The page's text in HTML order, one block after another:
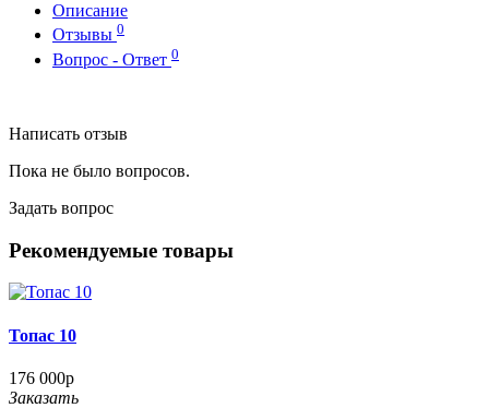
Описание
Отзывы 0
Вопрос - Ответ 0
Написать отзыв
Пока не было вопросов.
Задать вопрос
Рекомендуемые товары
Топас 10
176 000р
Заказать